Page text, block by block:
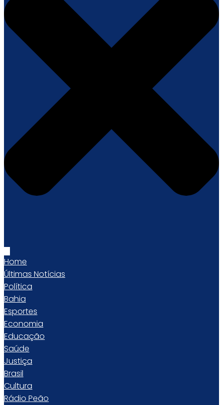
Home
Últimas Notícias
Política
Bahia
Esportes
Economia
Educação
Saúde
Justiça
Brasil
Cultura
Rádio Peão